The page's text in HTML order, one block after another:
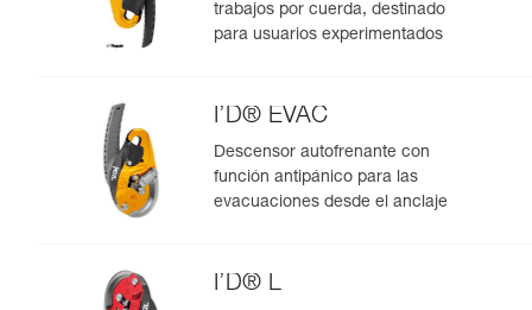
trabajos por cuerda, destinado
para usuarios experimentados
I’D® EVAC
Descensor autofrenante con
función antipánico para las
evacuaciones desde el anclaje
I’D® L